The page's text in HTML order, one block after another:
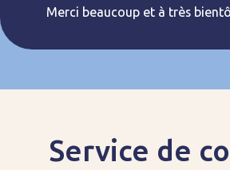
Merci beaucoup et à très
Service de